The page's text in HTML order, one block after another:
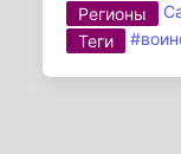
Регионы
Теги